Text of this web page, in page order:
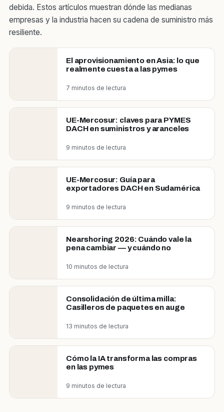
debida. Estos artículos muestran dónde las medianas
empresas y la industria hacen su cadena de suministro más
resiliente.
El aprovisionamiento en Asia: lo que
realmente cuesta a las pymes
7 minutos de lectura
UE-Mercosur: claves para PYMES
DACH en suministros y aranceles
9 minutos de lectura
UE-Mercosur: Guía para
exportadores DACH en Sudamérica
9 minutos de lectura
Nearshoring 2026: Cuándo vale la
pena cambiar — y cuándo no
10 minutos de lectura
Consolidación de última milla:
Casilleros de paquetes en auge
13 minutos de lectura
Cómo la IA transforma las compras
en las pymes
9 minutos de lectura